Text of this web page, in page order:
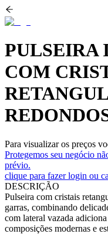
PULSEIRA
COM
Para visualizar os preços
Protegemos seu negócio
prévio.
clique para fazer login ou
DESCRIÇÃO
Pulseira com cristais
garras, combinando
com lateral vazada
composições modernas e